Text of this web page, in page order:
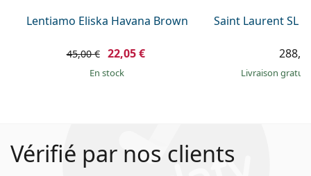
Lentiamo Eliska Havana Brown
45,00 € 22,05 €
en stock
Saint Laurent SL
Livraison
Vérifié par nos clients